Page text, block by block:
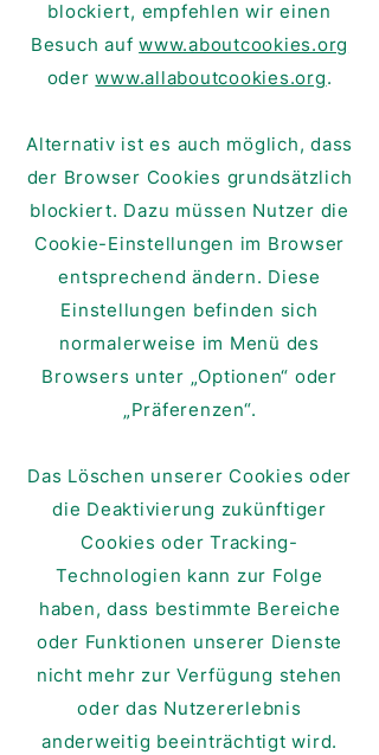
blockiert, empfehlen wir einen
Besuch aufwww.aboutcookies.org
oderwww.allaboutcookies.org.
Alternativ ist es auch möglich, dass
der Browser Cookies grundsätzlich
blockiert. Dazu müssen Nutzer die
Cookie-Einstellungen im Browser
entsprechend ändern. Diese
Einstellungen befinden sich
normalerweise im Menü des
Browsers unter „Optionen“ oder
„Präferenzen“.
Das Löschen unserer Cookies oder
die Deaktivierung zukünftiger
Cookies oder Tracking-
Technologien kann zur Folge
haben, dass bestimmte Bereiche
oder Funktionen unserer Dienste
nicht mehr zur Verfügung stehen
oder das Nutzererlebnis
anderweitig beeinträchtigt wird.